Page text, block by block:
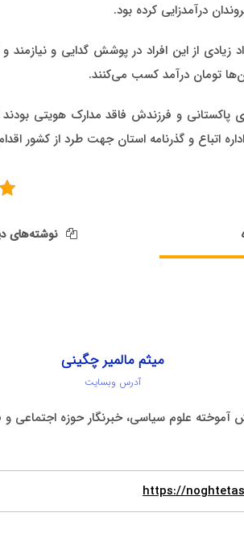
درآمدزایی کرده بود.
زیادی از این افراد در پوشش گدایی و
تومان درآمد کسب می‌کنند.
اتباع و گذرنامه استان جهت طرد از کشور
نوشته‌های
میثم مالمیر چگینی
آدرس وبسایت
آموخته علوم سیاسی، خبرنگار حوزه اجتماعی
https://